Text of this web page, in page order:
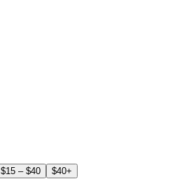
$15 – $40 $40+